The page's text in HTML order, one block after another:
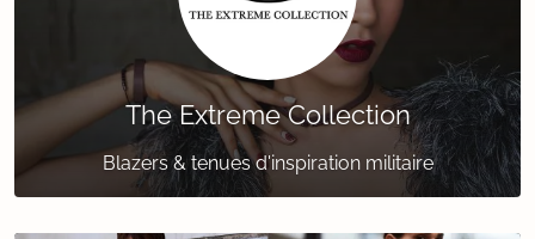
The Extreme Collection
Blazers & tenues d'inspiration militaire